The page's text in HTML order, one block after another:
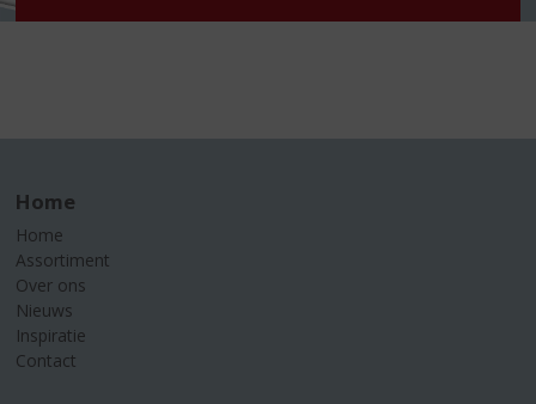
Home
Home
Assortiment
Over ons
Nieuws
Inspiratie
Contact